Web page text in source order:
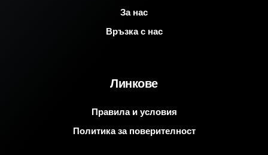
За нас
Връзка с нас
Линкове
Правила и условия
Политика за поверителност